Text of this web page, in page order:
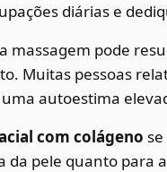
diárias e
massagem pode
Muitas pessoas
autoestima
com colágeno
da pele quanto para